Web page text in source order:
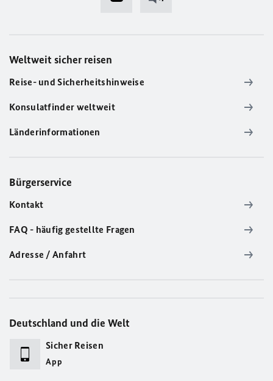
Weltweit sicher reisen
Reise- und Sicherheitshinweise
Konsulatfinder weltweit
Länderinformationen
Bürgerservice
Kontakt
FAQ - häufig gestellte Fragen
Adresse / Anfahrt
Deutschland und die Welt
Sicher Reisen
App